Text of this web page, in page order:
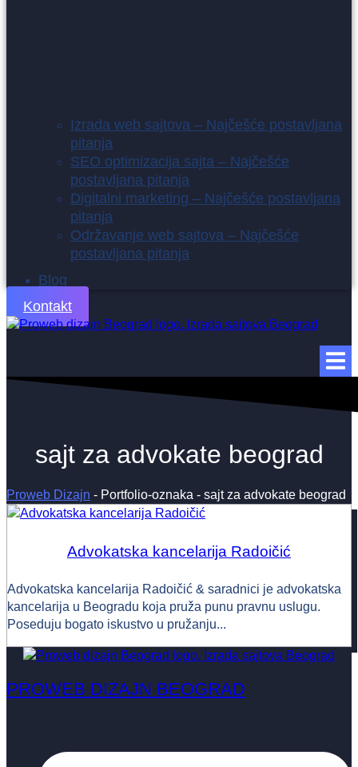
Izrada web sajtova – Najčešće postavljana
pitanja
SEO optimizacija sajta – Najčešće
postavljana pitanja
Digitalni marketing – Najčešće postavljana
pitanja
Održavanje web sajtova – Najčešće
postavljana pitanja
Blog
Kontakt
sajt za advokate beograd
Proweb Dizajn - Portfolio-oznaka - sajt za advokate beograd
Advokatska kancelarija Radoičić
Advokatska kancelarija Radoičić & saradnici je advokatska
kancelarija u Beogradu koja pruža punu pravnu uslugu.
Poseduju bogato iskustvo u pružanju...
PROWEB DIZAJN BEOGRAD